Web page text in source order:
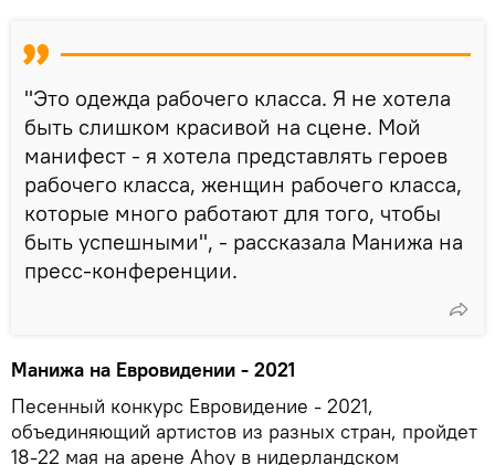
"Это одежда рабочего класса. Я не хотела
быть слишком красивой на сцене. Мой
манифест - я хотела представлять героев
рабочего класса, женщин рабочего класса,
которые много работают для того, чтобы
быть успешными", - рассказала Манижа на
пресс-конференции.
Манижа на Евровидении - 2021
Песенный конкурс Евровидение - 2021,
объединяющий артистов из разных стран, пройдет
18-22 мая на арене Ahoy в нидерландском